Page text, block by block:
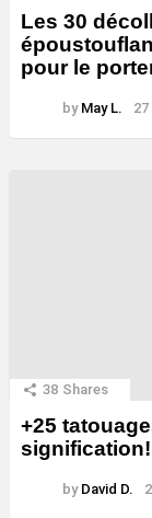
Les 30
pour le
by May L.
38 Shares
+25
by David D.